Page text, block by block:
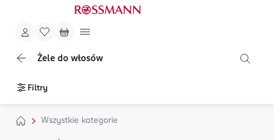
Żele do włosów
Filtry
Wszystkie kategorie